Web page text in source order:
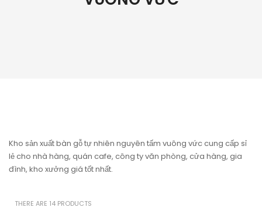
Kho sản xuất bàn gỗ tự nhiên nguyên tấm vuông vức cung cấp sỉ
lẻ cho nhà hàng, quán cafe, công ty văn phòng, cửa hàng, gia
đình, kho xưởng giá tốt nhất.
THERE ARE 14 PRODUCTS